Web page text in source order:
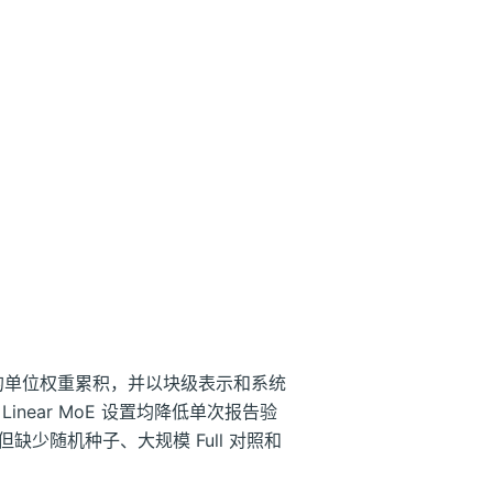
位权重累积，并以块级表示和系统
MoE 设置均降低单次报告验
缺少随机种子、大规模 Full 对照和